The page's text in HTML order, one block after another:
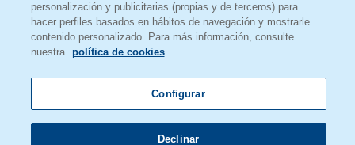
Política de cookies
Seguridad bbva.ch
Código de conducta
personalización y publicitarias (propias y de terceros) para
hacer perfiles basados en hábitos de navegación y mostrarle
contenido personalizado. Para más información, consulte
nuestra política de cookies.
Configurar
Declinar